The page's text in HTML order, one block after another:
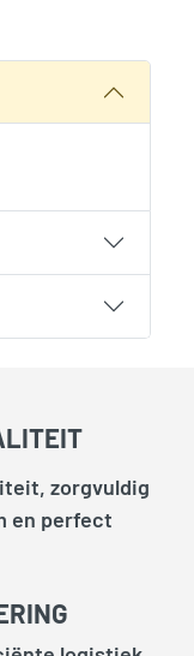
zorgvuldig
en perfect